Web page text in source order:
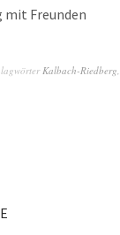
mit Freunden
Kalbach-Riedberg,